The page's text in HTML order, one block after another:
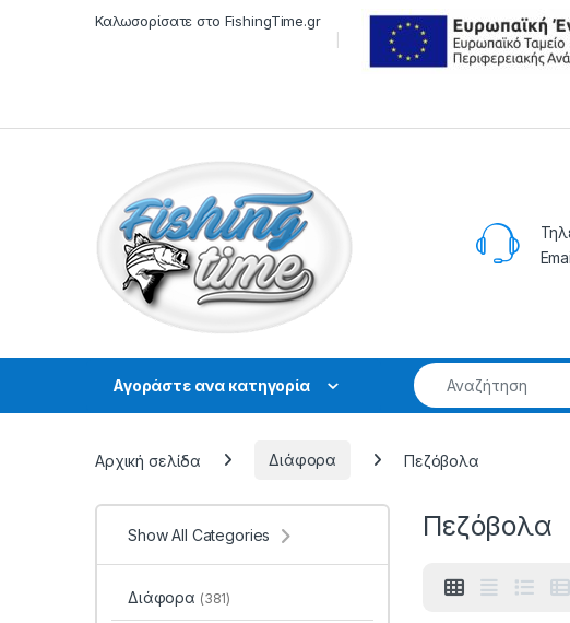
Καλωσορίσατε στο FishingTime.gr
Αγοράστε ανα κατηγορία
Αρχική σελίδα Διάφορα Πεζόβολα
Πεζόβολα
Show All Categories
Διάφορα (381)